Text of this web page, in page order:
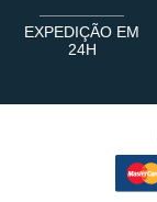
EXPEDIÇÃO EM
24H